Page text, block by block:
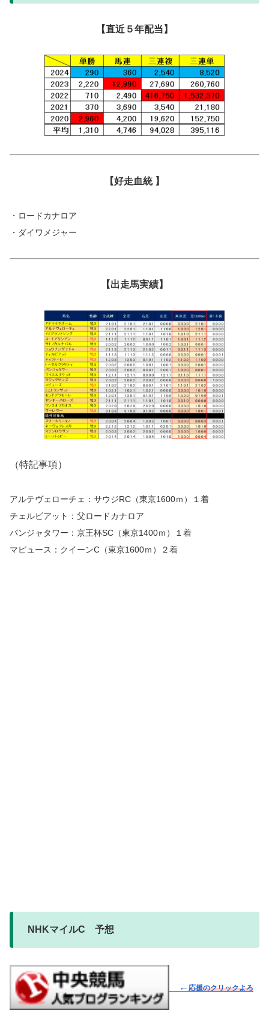
【直近５年配当】
【好走血統 】
・ロードカナロア
・ダイワメジャー
【出走馬実績】
（特記事項）
アルテヴェローチェ：サウジRC（東京1600ｍ）１着
チェルビアット：父ロードカナロア
パンジャタワー：京王杯SC（東京1400ｍ）１着
マピュース：クイーンC（東京1600ｍ）２着
NHKマイルC 予想
← 応援のクリックよろ